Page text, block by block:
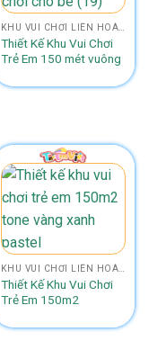
Thiết Kế Khu Vui Chơi
Trẻ Em 150 mét vuông
KHU VUI CHƠI LIÊN HOÀN SIZE 150M2 - 200M2
Thiết Kế Khu Vui Chơi
Trẻ Em 150m2